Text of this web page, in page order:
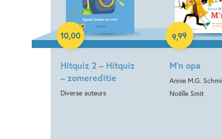
Hitquiz 2 – Hitquiz
– zomereditie
Diverse auteurs
10,00
Paperback
M’n opa
Annie M.G.
Noëlle Smit
9,99
Hardcover